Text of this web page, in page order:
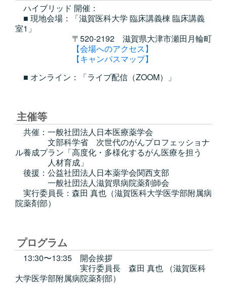
ハイブリッド 開催：
■ 現地会場：「滋賀医科大学 臨床講義棟 臨床講義
室1」
〒520-2192 滋賀県大津市瀬田月輪町
【会場へのアクセス】
【キャンパスマップ】
■ オンライン：「ライブ配信（ZOOM）」
主催等
共催：一般社団法人日本医療薬学会
文部科学省 次世代のがんプロフェッショナ
ル養成プラン「高度化・多様化するがん医療を担う
人材育成」
後援：公益社団法人日本薬学会関西支部
一般社団法人滋賀県病院薬剤師会
実行委員長：森田 真也（滋賀医科大学医学部附属病
院薬剤部）
プログラム
13:30〜13:35 開会挨拶
実行委員長 森田 真也 （滋賀医科
大学医学部附属病院薬剤部）